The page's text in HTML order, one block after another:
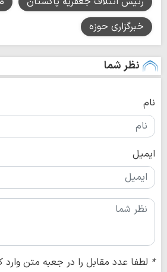
خبرگزاری حوزه
نظر شما
نام
ایمیل
* لطفا عدد مقابل را در جعبه متن وارد